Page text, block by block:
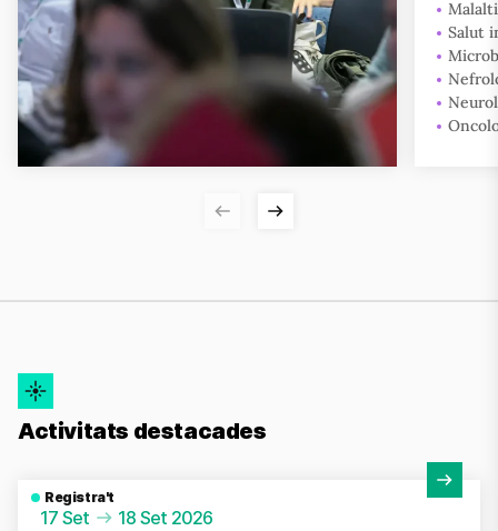
Salut
Activitats destacades
Registra't
17 Set 18 Set 2026
Veure activitat